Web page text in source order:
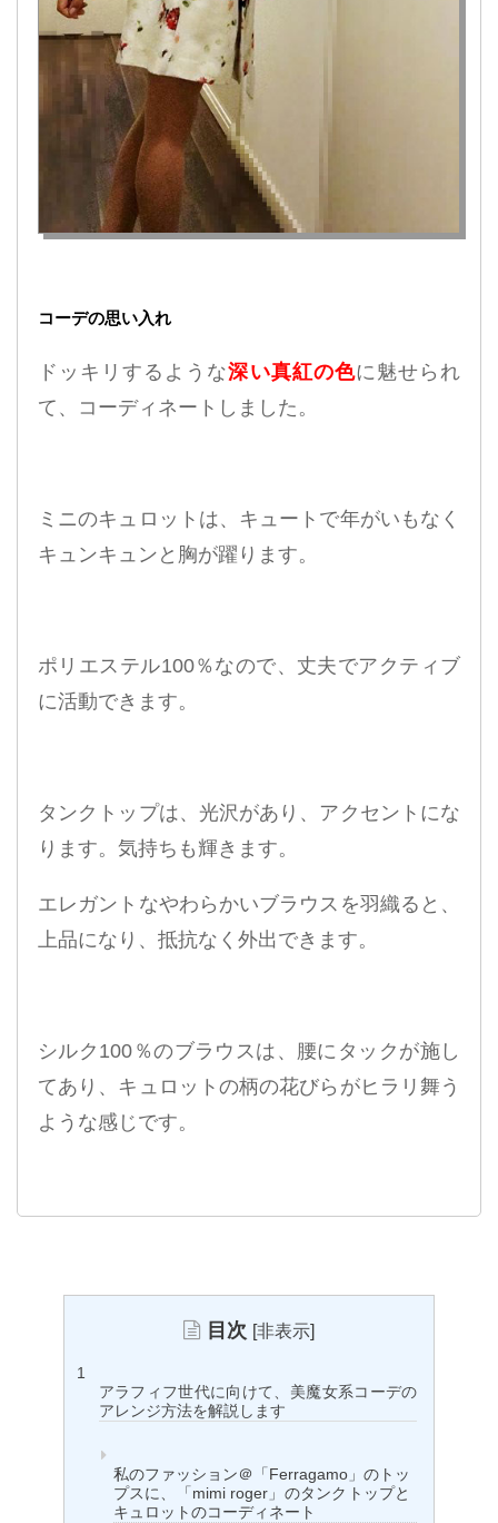
コーデの思い入れ
ドッキリするような深い真紅の色に魅せられ
て、コーディネートしました。
ミニのキュロットは、キュートで年がいもなく
キュンキュンと胸が躍ります。
ポリエステル100％なので、丈夫でアクティブ
に活動できます。
タンクトップは、光沢があり、アクセントにな
ります。気持ちも輝きます。
エレガントなやわらかいブラウスを羽織ると、
上品になり、抵抗なく外出できます。
シルク100％のブラウスは、腰にタックが施し
てあり、キュロットの柄の花びらがヒラリ舞う
ような感じです。
目次 [非表示]
アラフィフ世代に向けて、美魔女系コーデの
アレンジ方法を解説します
私のファッション＠「Ferragamo」のトッ
プスに、「mimi roger」のタンクトップと
キュロットのコーディネート